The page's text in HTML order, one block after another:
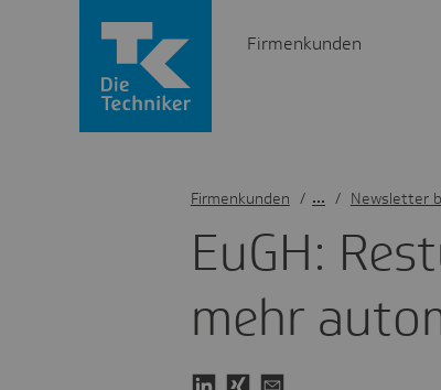
Firmenkunden
EuGH:
mehr
Firmenkunden / Newsletter